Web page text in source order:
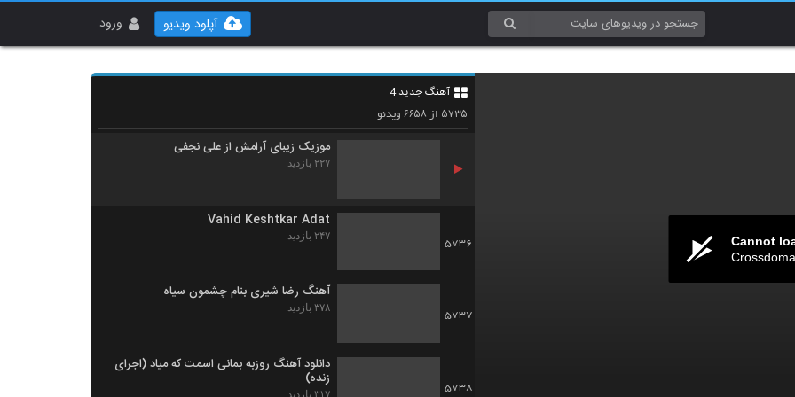
ورود آپلود ویدیو
Cannot
آهنگ جدید 4
۵۷۳۵ از ۶۶۵۸ویدئو
5734
موزیک زیبای درمون از حسین مقامی
موزیک زیبای آرامش از علی نجفی
۲۲۷ بازدید
5736
Vahid Keshtkar Adat
۲۴۷ بازدید
5737
آهنگ رضا شیری بنام چشمون سیاه
۳۷۸ بازدید
5738
دانلود آهنگ روزبه بمانی اسمت که میاد (اجرای
زنده)
۳۱۷ بازدید